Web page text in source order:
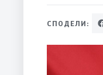
СПОДЕЛИ: